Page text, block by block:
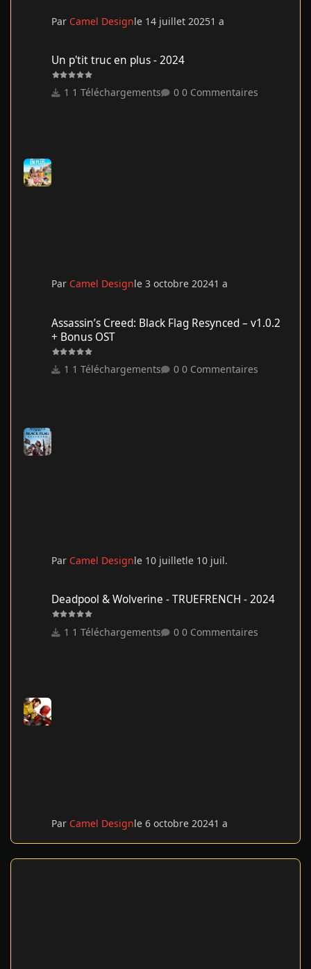
Par Camel Designle 14 juillet 20251 a
Un p'tit truc en plus - 2024
1 Téléchargements 0 Commentaires
Par Camel Designle 3 octobre 20241 a
Assassin’s Creed: Black Flag Resynced – v1.0.2
+ Bonus OST
1 Téléchargements 0 Commentaires
Par Camel Designle 10 juilletle 10 juil.
Deadpool & Wolverine - TRUEFRENCH - 2024
1 Téléchargements 0 Commentaires
Par Camel Designle 6 octobre 20241 a